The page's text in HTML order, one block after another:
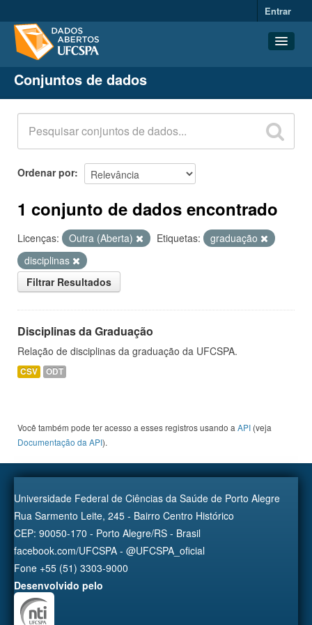
Entrar
Conjuntos de dados
Organizações
Grupos
Sobre
Conjuntos de dados
Ordenar por
1 conjunto de dados encontrado
Licenças: Outra (Aberta) Etiquetas:
graduação
disciplinas
Filtrar Resultados
Disciplinas da Graduação
Relação de disciplinas da graduação da UFCSPA.
CSV ODT
Você também pode ter acesso a esses registros usando a API (veja
Documentação da API).
Universidade Federal de Ciências da Saúde de Porto Alegre
Rua Sarmento Leite, 245 - Bairro Centro Histórico
CEP: 90050-170 - Porto Alegre/RS - Brasil
facebook.com/UFCSPA - @UFCSPA_oficial
Fone +55 (51) 3303-9000
Desenvolvido pelo